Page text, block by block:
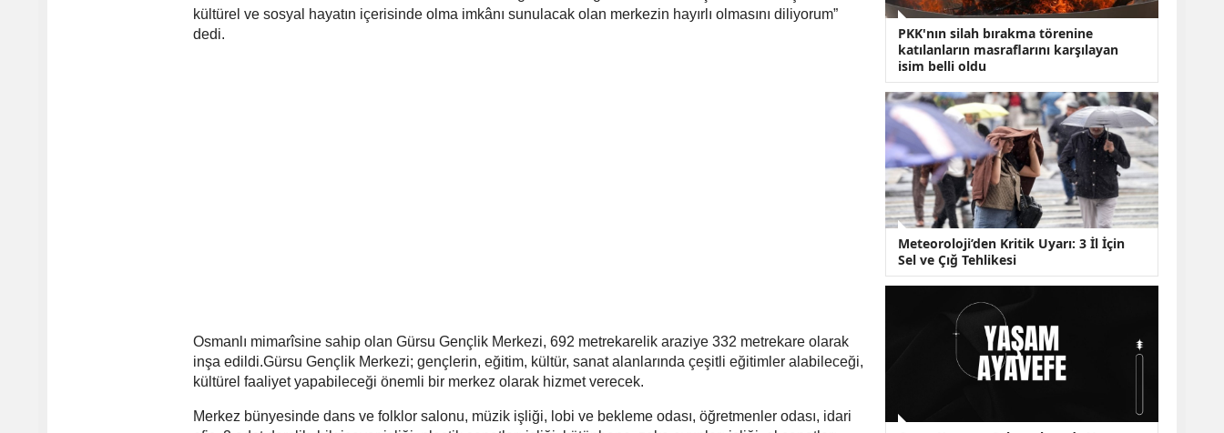
kültürel ve sosyal hayatın içerisinde olma imkânı sunulacak olan merkezin hayırlı olmasını diliyorum”
dedi.
Osmanlı mimarîsine sahip olan Gürsu Gençlik Merkezi, 692 metrekarelik araziye 332 metrekare olarak
inşa edildi.Gürsu Gençlik Merkezi; gençlerin, eğitim, kültür, sanat alanlarında çeşitli eğitimler alabileceği,
kültürel faaliyet yapabileceği önemli bir merkez olarak hizmet verecek.
Merkez bünyesinde dans ve folklor salonu, müzik işliği, lobi ve bekleme odası, öğretmenler odası, idari
Emekli Maaşlarında
Temmuz Hesabı:
Zam Oranı ve Taban
Aylık İçin Yeni
PKK'nın silah bırakma törenine
katılanların masraflarını karşılayan
isim belli oldu
Meteoroloji’den Kritik Uyarı: 3 İl İçin
Sel ve Çığ Tehlikesi